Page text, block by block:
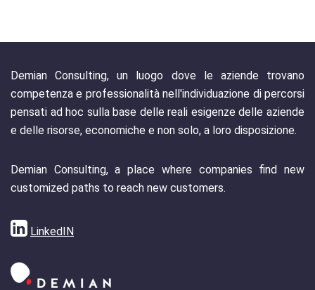
Demian Consulting, un luogo dove le aziende trovano
competenza e professionalità nell'individuazione di percorsi
pensati ad hoc sulla base delle reali esigenze delle aziende
e delle risorse, economiche e non solo, a loro disposizione.
Demian Consulting, a place where companies find new
customized paths to reach new customers.
LinkedIN